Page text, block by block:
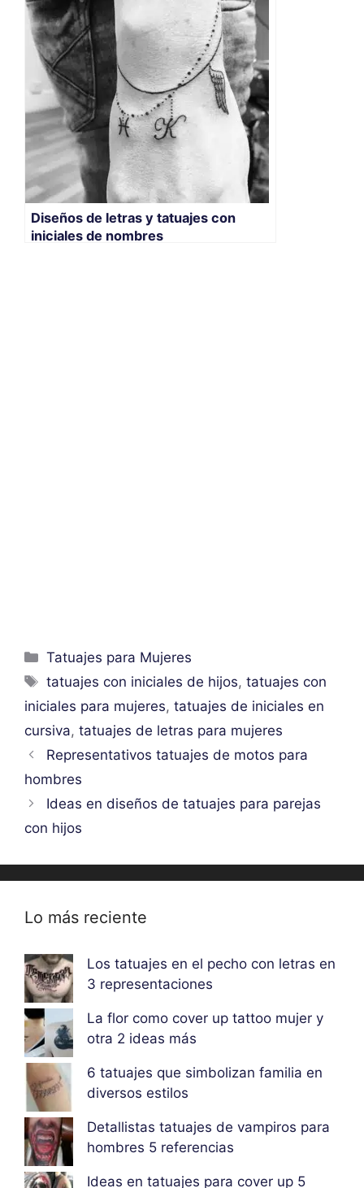
Diseños de letras y tatuajes con
iniciales de nombres
Categorías
Tatuajes para Mujeres
Etiquetas
tatuajes con iniciales de hijos,tatuajes con
iniciales para mujeres, tatuajes de iniciales en
cursiva, tatuajes de letras para mujeres
Representativos tatuajes de motos para
hombres
Ideas en diseños de tatuajes para parejas
con hijos
Lo más reciente
Los tatuajes en el pecho con letras en
3 representaciones
La flor como cover up tattoo mujer y
otra 2 ideas más
6 tatuajes que simbolizan familia en
diversos estilos
Detallistas tatuajes de vampiros para
hombres 5 referencias
Ideas en tatuajes para cover up 5